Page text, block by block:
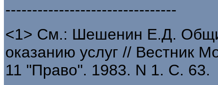
--------------------------------
<1> См.: Шешенин Е.Д.
оказанию услуг // Вестник
11 "Право". 1983. N 1. С. 63.